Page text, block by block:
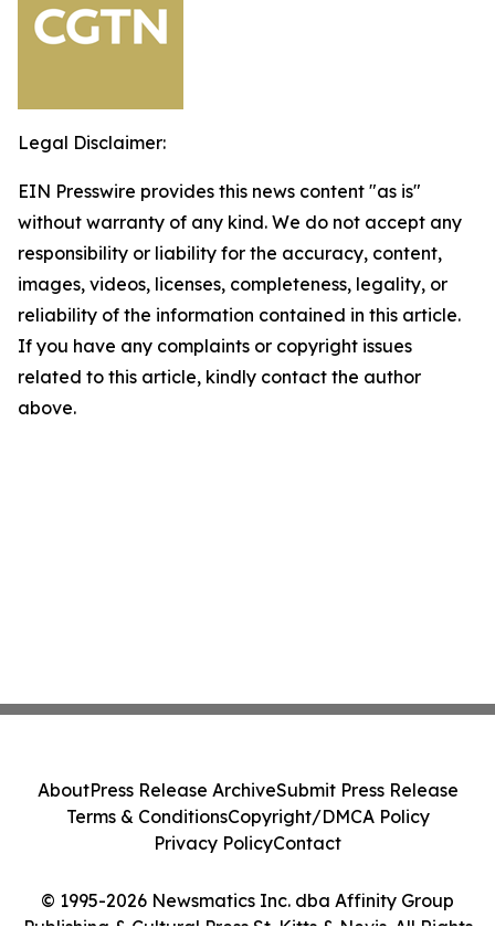
Legal Disclaimer:
EIN Presswire provides this news content "as is"
without warranty of any kind. We do not accept any
responsibility or liability for the accuracy, content,
images, videos, licenses, completeness, legality, or
reliability of the information contained in this article.
If you have any complaints or copyright issues
related to this article, kindly contact the author
above.
© 1995-2026 Newsmatics Inc. dba Affinity Group
Publishing & Cultural Press St. Kitts & Nevis. All Rights
AboutPress Release ArchiveSubmit Press Release
Terms & ConditionsCopyright/DMCA Policy
Privacy PolicyContact